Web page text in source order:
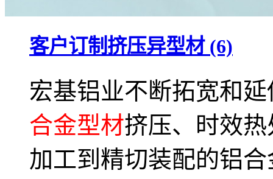
客户订制挤压异型材 (6)
宏基铝业不断拓宽和
合金型材挤压、时效
加工到精切装配的铝